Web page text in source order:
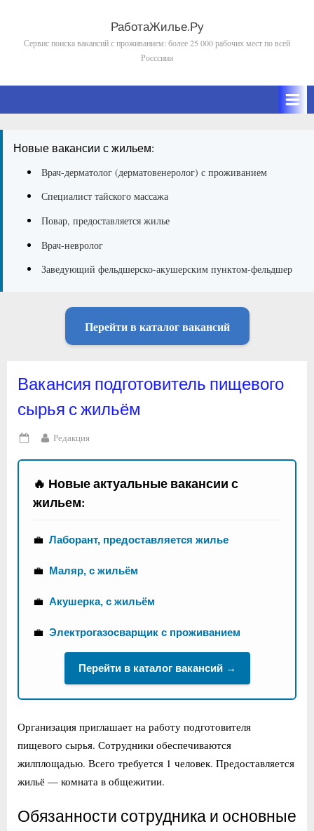
content
РаботаЖилье.Ру
Сервис поиска вакансий с проживанием: более 25 000 рабочих мест по всей
Росссиии
Новые вакансии с жильем:
Врач-дерматолог (дерматовенеролог) с проживанием
Специалист тайского массажа
Повар, предоставляется жилье
Врач-невролог
Заведующий фельдшерско-акушерским пунктом-фельдшер
Перейти в каталог вакансий
Вакансия подготовитель пищевого
сырья с жильём
Posted
on
By
Редакция
🔥 Новые актуальные вакансии с
жильем:
💼 Лаборант, предоставляется жилье
💼 Маляр, с жильём
💼 Акушерка, с жильём
💼 Электрогазосварщик с проживанием
Перейти в каталог вакансий →
Организация приглашает на работу подготовителя
пищевого сырья. Сотрудники обеспечиваются
жилплощадью. Всего требуется 1 человек. Предоставляется
жильё — комната в общежитии.
Обязанности сотрудника и основные